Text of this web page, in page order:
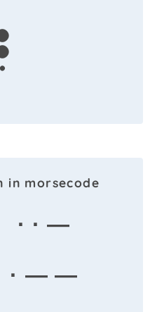
in morsecode
· · —
· — —